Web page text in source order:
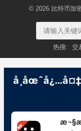
© 2026 比特币加
热搜: 交